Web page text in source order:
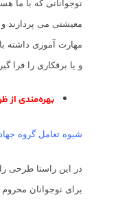
نوجوانانی که با ما
معیشتی می پردازند و
مهارت آموزی داشته
و یا برقکاری را فرا
بهره‌مندی از
شیوه تعامل گروه
در این راستا طرحی
برای نوجوانان محروم